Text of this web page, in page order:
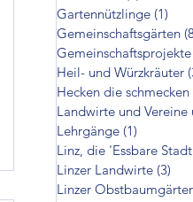
Gartennützlinge (1)
Gemeinschaftsgärten
Gemeinschaftsprojekte
Heil- und Würzkräuter
Hecken die schmecken
Landwirte und Vereine
Lehrgänge (1)
Linz, die 'Essbare
Linzer Landwirte (3)
Linzer